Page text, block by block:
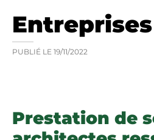
Entreprises
PUBLIÉ LE 19/11/2022
Prestation de